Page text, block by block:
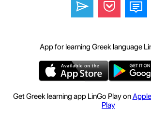
App for learning Greek language
Get Greek learning app LinGo Play on
Play